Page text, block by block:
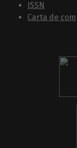
ISSN
Carta de